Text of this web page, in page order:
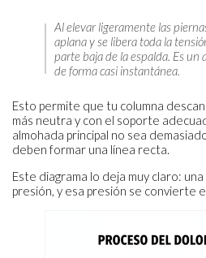
Al elevar ligeramente las
aplana y se libera toda la
parte baja de la espalda. Es un
de forma casi instantánea.
Esto permite que tu columna
más neutra y con el soporte
almohada principal no sea
deben formar una línea recta.
Este diagrama lo deja muy claro:
presión, y esa presión se convierte